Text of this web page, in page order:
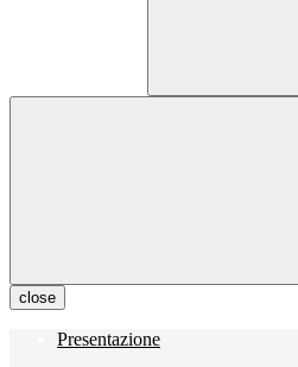
close
Presentazione